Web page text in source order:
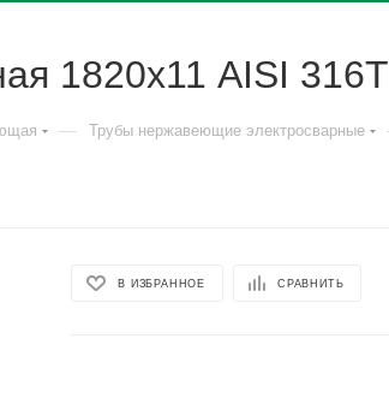
1820х11 AISI
— Трубы нержавеющие электросварные
В ИЗБРАННОЕ СРАВНИТЬ